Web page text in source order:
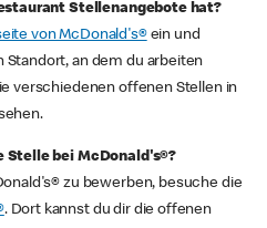
Stellenangebote hat?
von McDonald's®ein und
Standort, an dem du arbeiten
verschiedenen offenen Stellen in
Stelle bei McDonald's®?
zu bewerben, besuche die
. Dort kannst du dir die offenen